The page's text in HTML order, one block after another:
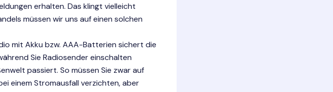
erhalten. Das klingt vielleicht
müssen wir uns auf einen solchen
mit Akku bzw. AAA-Batterien sichert die
Sie Radiosender einschalten
passiert. So müssen Sie zwar auf
einem Stromausfall verzichten, aber